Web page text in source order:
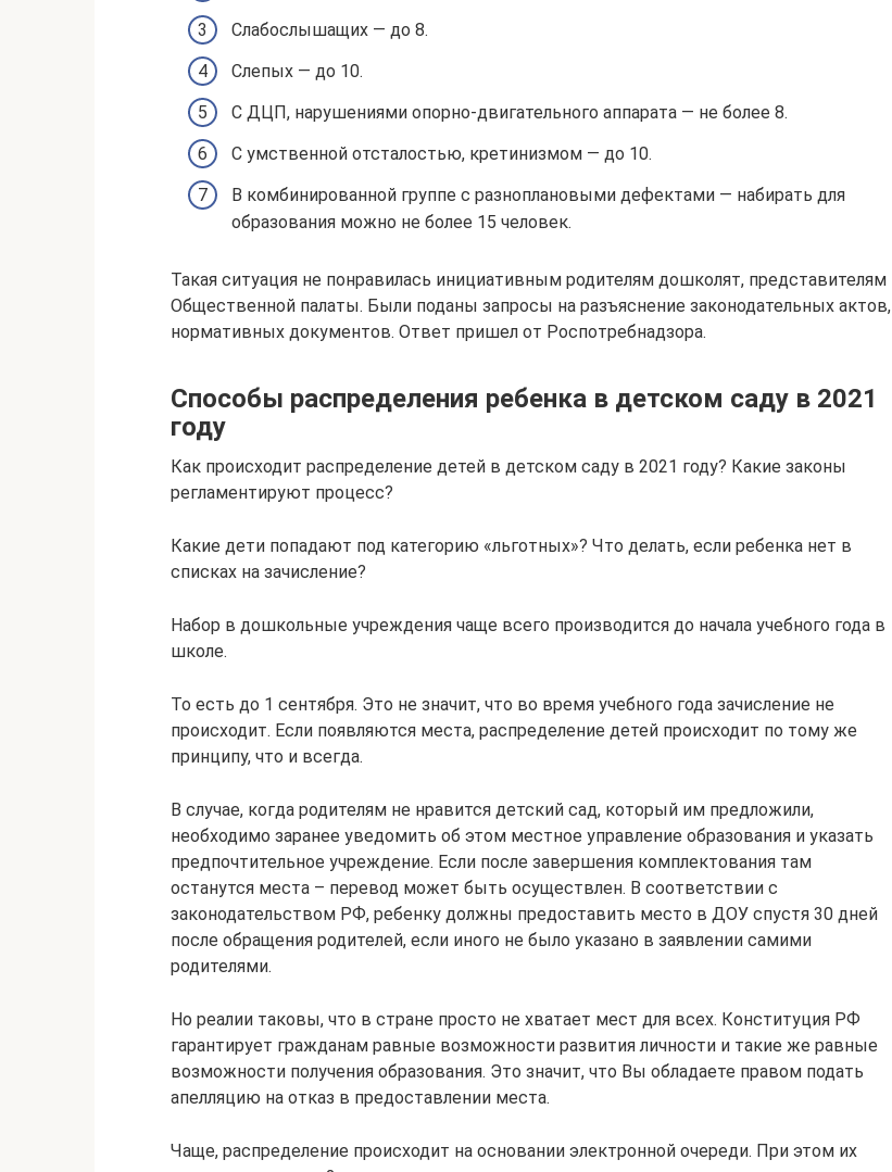
Слабослышащих — до 8.
Слепых — до 10.
С ДЦП, нарушениями опорно-двигательного аппарата — не более 8.
С умственной отсталостью, кретинизмом — до 10.
В комбинированной группе с разноплановыми дефектами — набирать для
образования можно не более 15 человек.
Такая ситуация не понравилась инициативным родителям дошколят, представителям
Общественной палаты. Были поданы запросы на разъяснение законодательных актов,
нормативных документов. Ответ пришел от Роспотребнадзора.
Способы распределения ребенка в детском саду в 2021
году
Как происходит распределение детей в детском саду в 2021 году? Какие законы
регламентируют процесс?
Какие дети попадают под категорию «льготных»? Что делать, если ребенка нет в
списках на зачисление?
Набор в дошкольные учреждения чаще всего производится до начала учебного года в
школе.
То есть до 1 сентября. Это не значит, что во время учебного года зачисление не
происходит. Если появляются места, распределение детей происходит по тому же
принципу, что и всегда.
В случае, когда родителям не нравится детский сад, который им предложили,
необходимо заранее уведомить об этом местное управление образования и указать
предпочтительное учреждение. Если после завершения комплектования там
останутся места – перевод может быть осуществлен. В соответствии с
законодательством РФ, ребенку должны предоставить место в ДОУ спустя 30 дней
после обращения родителей, если иного не было указано в заявлении самими
родителями.
Но реалии таковы, что в стране просто не хватает мест для всех. Конституция РФ
гарантирует гражданам равные возможности развития личности и такие же равные
возможности получения образования. Это значит, что Вы обладаете правом подать
апелляцию на отказ в предоставлении места.
Чаще, распределение происходит на основании электронной очереди. При этом их